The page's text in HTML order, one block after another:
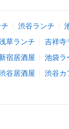
渋谷ランチ
草ランチ
吉祥寺
宿居酒屋
池袋ラ
谷居酒屋
渋谷カ